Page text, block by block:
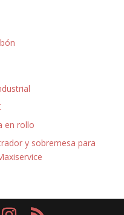
en rollo
y sobremesa para